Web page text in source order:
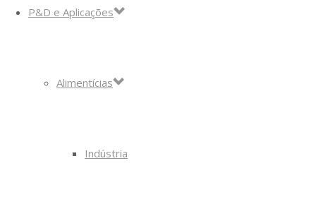
P&D e Aplicações
Alimentícias
Indústria